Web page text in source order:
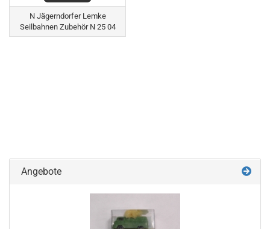
N Jägerndorfer Lemke
Seilbahnen Zubehör N 25 04
Angebote